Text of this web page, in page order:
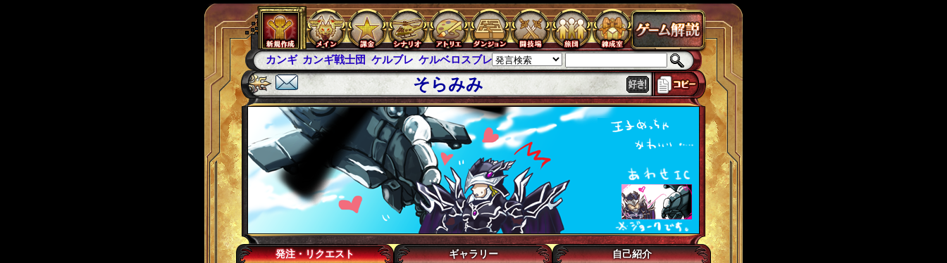
カンギ カンギ戦士団 ケルブレ ケルベロスブレイド スパイラス チェインパラドクス ローカスト 城ヶ島
そらみみ
発注・リクエスト ギャラリー 自己紹介